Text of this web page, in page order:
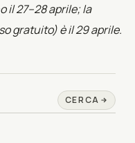
il 27–28 aprile; la
gratuito) è il 29 aprile.
CERCA